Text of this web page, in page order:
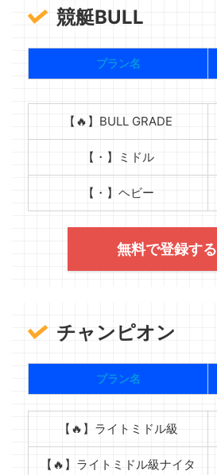
競艇BULL
プラン名
【🔥】BULL GRADE
【・】ミドル
【・】ヘビー
無料で登録する
チャンピオン
プラン名
【🔥】ライトミドル級
【🔥】ライトミドル級ナイタ